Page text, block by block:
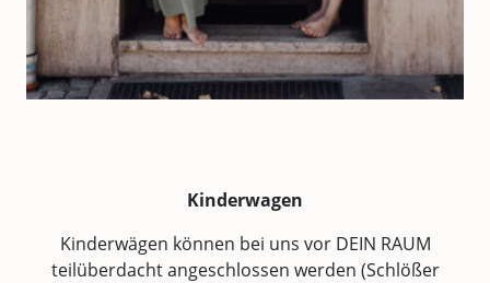
Kinderwagen
Kinderwägen können bei uns vor DEIN RAUM
teilüberdacht angeschlossen werden (Schlößer